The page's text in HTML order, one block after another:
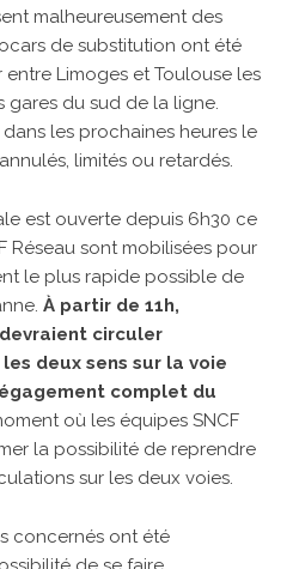
malheureusement des
de substitution ont été
Limoges et Toulouse les
gares du sud de la ligne.
les prochaines heures le
limités ou retardés.
est ouverte depuis 6h30 ce
Réseau sont mobilisées pour
le plus rapide possible de
À partir de 11h,
circuler
deux sens sur la voie
complet du
où les équipes SNCF
la possibilité de reprendre
sur les deux voies.
concernés ont été